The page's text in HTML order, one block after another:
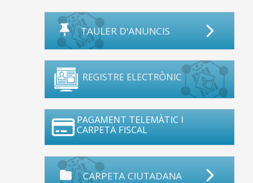
TAULER D'ANUNCIS
REGISTRE ELECTRÒNIC
PAGAMENT TELEMÀTIC I
CARPETA FISCAL
CARPETA CIUTADANA